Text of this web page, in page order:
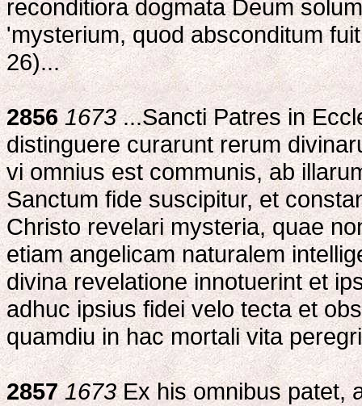
reconditiora dogmata Deum
'mysterium, quod absconditum
26)...
2856 1673...Sancti Patres in
distinguere curarunt rerum
vi omnius est communis, ab
Sanctum fide suscipitur, et
Christo revelari mysteria, quae
etiam angelicam naturalem
divina revelatione innotuerint et
adhuc ipsius fidei velo tecta et
quamdiu in hac mortali vita
2857 1673Ex his omnibus patet,